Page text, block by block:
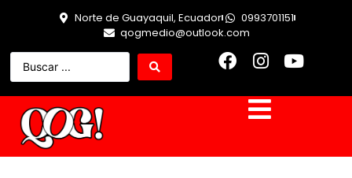
Norte de Guayaquil, Ecuador
0993701151
qogmedio@outlook.com